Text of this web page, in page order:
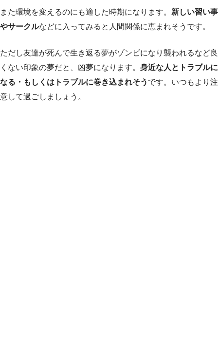
また環境を変えるのにも適した時期になります。 新しい習い事
やサークルなどに入ってみると人間関係に恵まれそうです。
ただし友達が死んで生き返る夢がゾンビになり襲われるなど良
くない印象の夢だと、凶夢になります。 身近な人とトラブルに
なる・もしくはトラブルに巻き込まれそう です。いつもより注
意して過ごしましょう。